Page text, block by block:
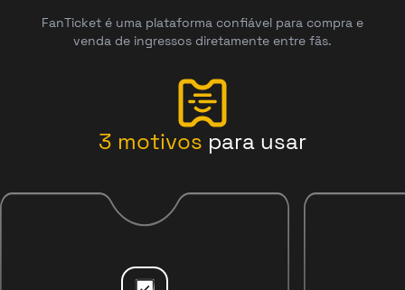
FanTicket é uma plataforma confiável para compra e
venda de ingressos diretamente entre fãs.
3 motivos para usar